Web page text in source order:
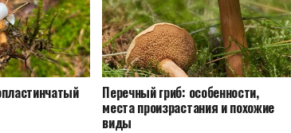
Перечный гриб: особенности,
места произрастания и похожие
виды